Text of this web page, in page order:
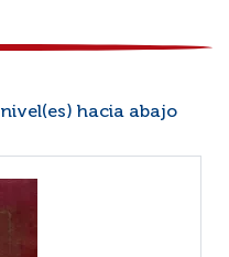
nivel(es) hacia abajo